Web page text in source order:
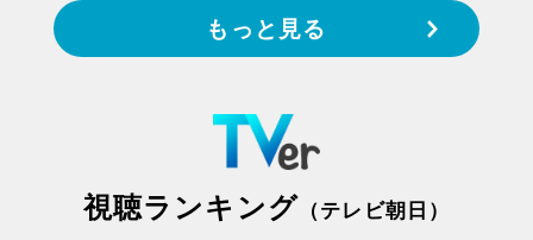
もっと見る
視聴ランキング （テレビ朝日）